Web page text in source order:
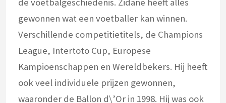
gewonnen wat een voetballer kan winnen.
Verschillende competitietitels, de Champions
League, Intertoto Cup, Europese
Kampioenschappen en Wereldbekers. Hij heeft
ook veel individuele prijzen gewonnen,
waaronder de Ballon d\’Or in 1998. Hij was ook